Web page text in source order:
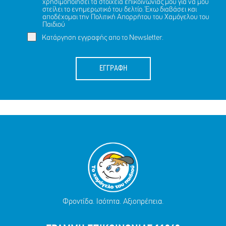
χρησιμοποιήσει τα στοιχεία επικοινωνίας μου για να μου
στείλει το ενημερωτικό του δελτίο. Έχω διαβάσει και
αποδέχομαι την Πολιτική Απορρήτου του Χαμόγελου του
Παιδιού
Κατάργηση εγγραφής απο το Newsletter.
ΕΓΓΡΑΦΗ
Φροντίδα. Ισότητα. Αξιοπρέπεια.